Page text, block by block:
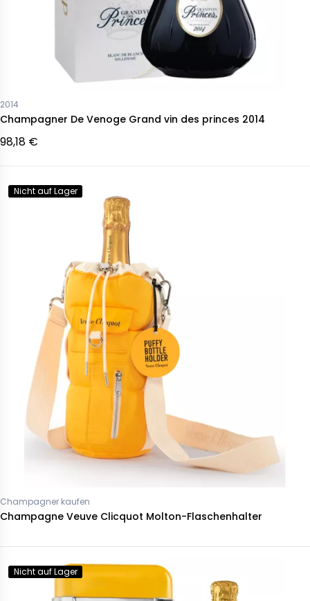
2014
Champagner De Venoge Grand vin des princes 2014
98,18 €
Nicht auf Lager
Champagner kaufen
Champagne Veuve Clicquot Molton-Flaschenhalter
Nicht auf Lager